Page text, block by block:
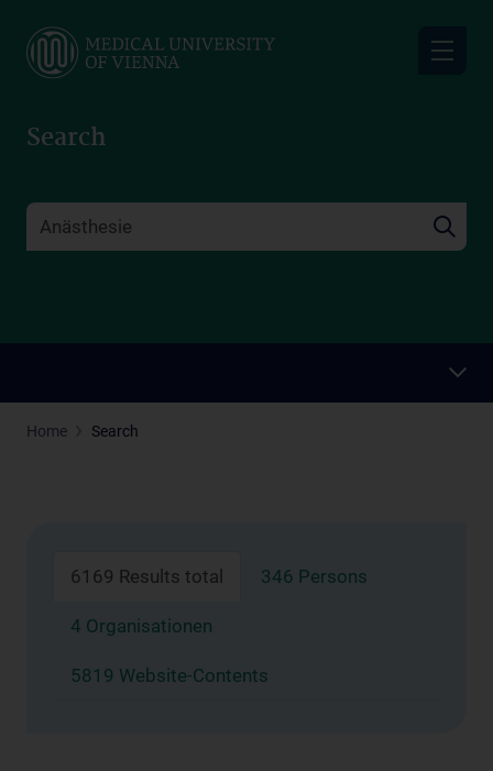
main
Search
Home Search
6169 Results total 346 Persons
4 Organisationen
5819 Website-Contents